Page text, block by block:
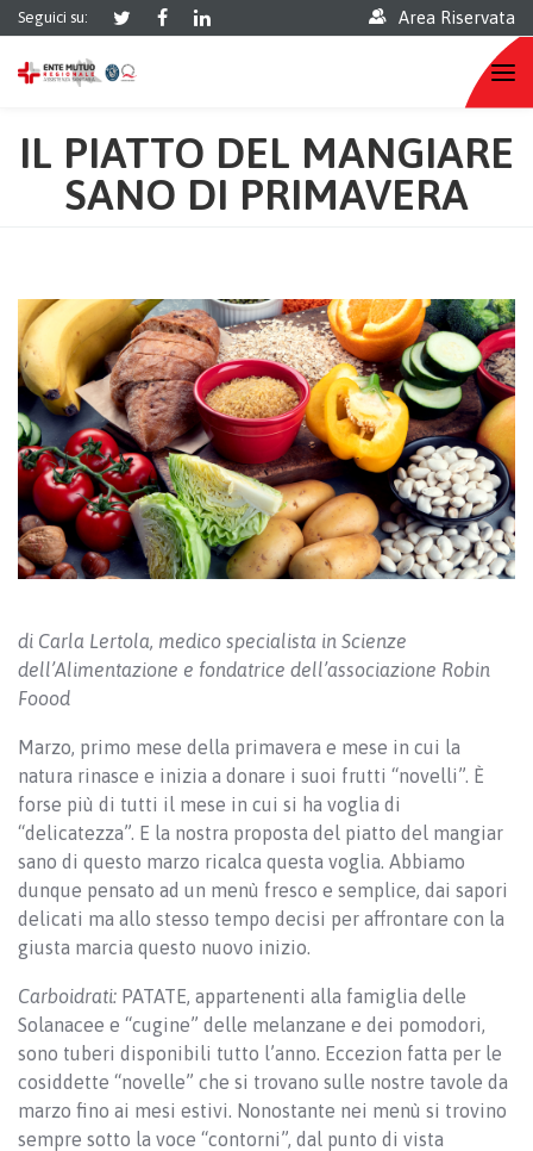
Seguici su: Area Riservata
IL PIATTO DEL MANGIARE
SANO DI PRIMAVERA
di Carla Lertola, medico specialista in Scienze
dell’Alimentazione e fondatrice dell’associazione Robin
Foood
Marzo, primo mese della primavera e mese in cui la
natura rinasce e inizia a donare i suoi frutti “novelli”. È
forse più di tutti il mese in cui si ha voglia di
“delicatezza”. E la nostra proposta del piatto del mangiar
sano di questo marzo ricalca questa voglia. Abbiamo
dunque pensato ad un menù fresco e semplice, dai sapori
delicati ma allo stesso tempo decisi per affrontare con la
giusta marcia questo nuovo inizio.
Carboidrati: PATATE, appartenenti alla famiglia delle
Solanacee e “cugine” delle melanzane e dei pomodori,
sono tuberi disponibili tutto l’anno. Eccezion fatta per le
cosiddette “novelle” che si trovano sulle nostre tavole da
marzo fino ai mesi estivi. Nonostante nei menù si trovino
sempre sotto la voce “contorni”, dal punto di vista